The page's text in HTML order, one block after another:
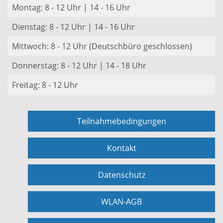
Montag: 8 - 12 Uhr | 14 - 16 Uhr
Dienstag: 8 - 12 Uhr | 14 - 16 Uhr
Mittwoch: 8 - 12 Uhr (Deutschbüro geschlossen)
Donnerstag: 8 - 12 Uhr | 14 - 18 Uhr
Freitag: 8 - 12 Uhr
Teilnahmebedingungen
Kontakt
Datenschutz
WLAN-AGB